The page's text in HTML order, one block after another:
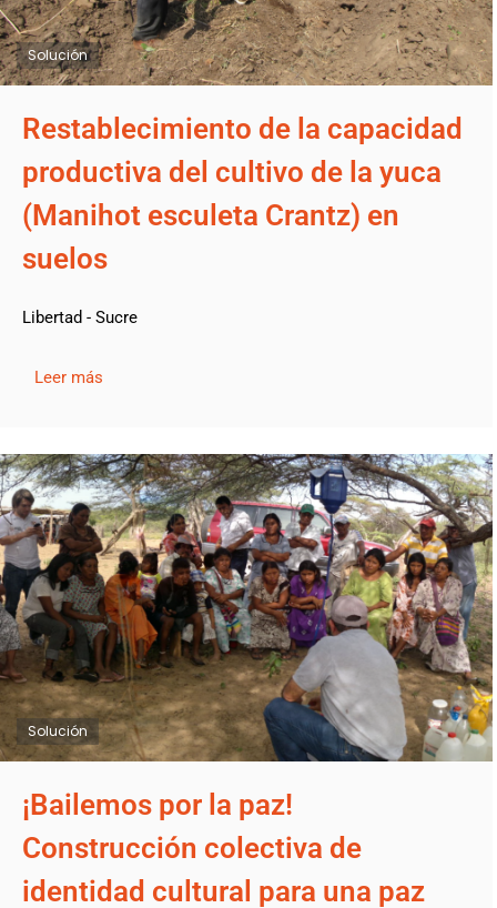
Solución
Restablecimiento de la capacidad
productiva del cultivo de la yuca
(Manihot esculeta Crantz) en
suelos
Libertad - Sucre
Leer más
Solución
¡Bailemos por la paz!
Construcción colectiva de
identidad cultural para una paz